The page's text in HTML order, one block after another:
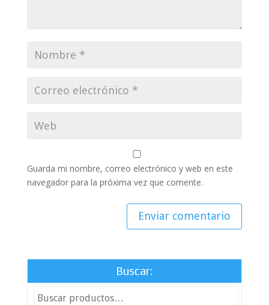
Guarda mi nombre, correo electrónico y web en este
navegador para la próxima vez que comente.
Buscar: